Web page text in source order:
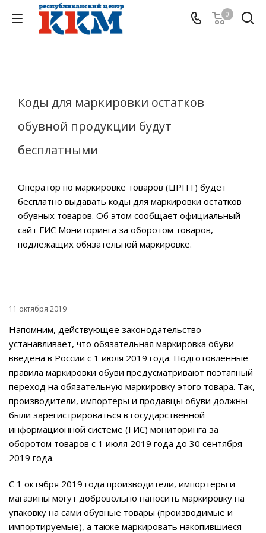
0
Коды для маркировки остатков
обувной продукции будут
бесплатными
Оператор по маркировке товаров (ЦРПТ) будет
бесплатно выдавать коды для маркировки остатков
обувных товаров. Об этом сообщает официальный
сайт ГИС Мониторинга за оборотом товаров,
подлежащих обязательной маркировке.
11 октября 2019
Напомним, действующее законодательство
устанавливает, что обязательная маркировка обуви
введена в России с 1 июля 2019 года. Подготовленные
правила маркировки обуви предусматривают поэтапный
переход на обязательную маркировку этого товара. Так,
производители, импортеры и продавцы обуви должны
были зарегистрироваться в государственной
информационной системе (ГИС) мониторинга за
оборотом товаров с 1 июля 2019 года до 30 сентября
2019 года.
С 1 октября 2019 года производители, импортеры и
магазины могут добровольно наносить маркировку на
упаковку на сами обувные товары (производимые и
импортируемые), а также маркировать накопившиеся